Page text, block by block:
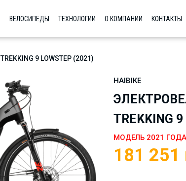
ВЕЛОСИПЕДЫ ТЕХНОЛОГИИ О КОМПАНИИ КОНТАКТЫ
TREKKING 9 LOWSTEP (2021)
HAIBIKE
TREKKING
МОДЕЛЬ 2021 ГОДА
181 251